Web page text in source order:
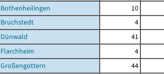
Bothenheilingen
10
Bruchstedt
4
Dünwald
41
Flarchheim
4
Großengottern
44